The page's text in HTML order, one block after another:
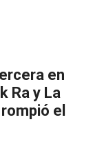
en
Ra y La
el